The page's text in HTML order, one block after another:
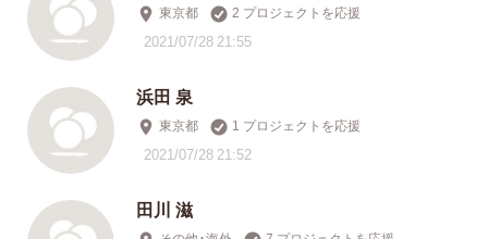
東京都 2 プロジェクトを応援
2021/07/28 21:55
浜田 泉
東京都 1 プロジェクトを応援
2021/07/28 21:52
田川 滋